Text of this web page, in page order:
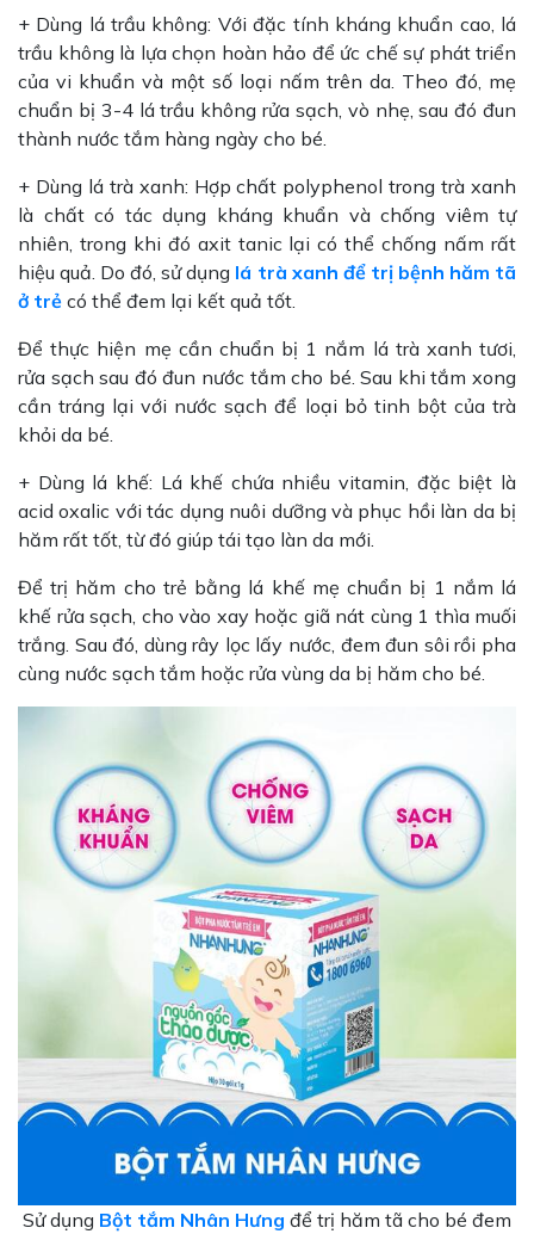
+ Dùng lá trầu không: Với đặc tính kháng khuẩn cao, lá
trầu không là lựa chọn hoàn hảo để ức chế sự phát triển
của vi khuẩn và một số loại nấm trên da. Theo đó, mẹ
chuẩn bị 3-4 lá trầu không rửa sạch, vò nhẹ, sau đó đun
thành nước tắm hàng ngày cho bé.
+ Dùng lá trà xanh: Hợp chất polyphenol trong trà xanh
là chất có tác dụng kháng khuẩn và chống viêm tự
nhiên, trong khi đó axit tanic lại có thể chống nấm rất
hiệu quả. Do đó, sử dụng lá trà xanh để trị bệnh hăm tã
ở trẻ có thể đem lại kết quả tốt.
Để thực hiện mẹ cần chuẩn bị 1 nắm lá trà xanh tươi,
rửa sạch sau đó đun nước tắm cho bé. Sau khi tắm xong
cần tráng lại với nước sạch để loại bỏ tinh bột của trà
khỏi da bé.
+ Dùng lá khế: Lá khế chứa nhiều vitamin, đặc biệt là
acid oxalic với tác dụng nuôi dưỡng và phục hồi làn da bị
hăm rất tốt, từ đó giúp tái tạo làn da mới.
Để trị hăm cho trẻ bằng lá khế mẹ chuẩn bị 1 nắm lá
khế rửa sạch, cho vào xay hoặc giã nát cùng 1 thìa muối
trắng. Sau đó, dùng rây lọc lấy nước, đem đun sôi rồi pha
cùng nước sạch tắm hoặc rửa vùng da bị hăm cho bé.
Sử dụng Bột tắm Nhân Hưng để trị hăm tã cho bé đem